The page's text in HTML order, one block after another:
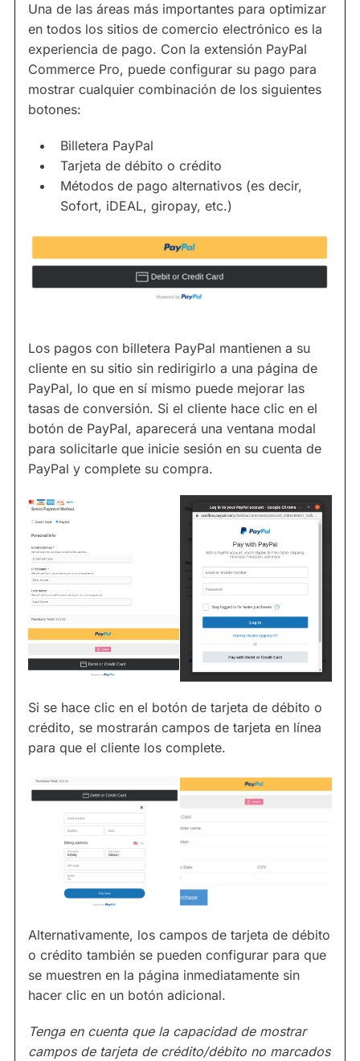
Una de las áreas más importantes para optimizar
en todos los sitios de comercio electrónico es la
experiencia de pago. Con la extensión PayPal
Commerce Pro, puede configurar su pago para
mostrar cualquier combinación de los siguientes
botones:
Billetera PayPal
Tarjeta de débito o crédito
Métodos de pago alternativos (es decir,
Sofort, iDEAL, giropay, etc.)
Los pagos con billetera PayPal mantienen a su
cliente en su sitio sin redirigirlo a una página de
PayPal, lo que en sí mismo puede mejorar las
tasas de conversión. Si el cliente hace clic en el
botón de PayPal, aparecerá una ventana modal
para solicitarle que inicie sesión en su cuenta de
PayPal y complete su compra.
Si se hace clic en el botón de tarjeta de débito o
crédito, se mostrarán campos de tarjeta en línea
para que el cliente los complete.
Alternativamente, los campos de tarjeta de débito
o crédito también se pueden configurar para que
se muestren en la página inmediatamente sin
hacer clic en un botón adicional.
Tenga en cuenta que la capacidad de mostrar
campos de tarjeta de crédito/débito no marcados